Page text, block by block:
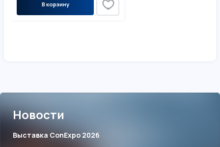
В корзину
Новости
Выставка ConExpo 2026